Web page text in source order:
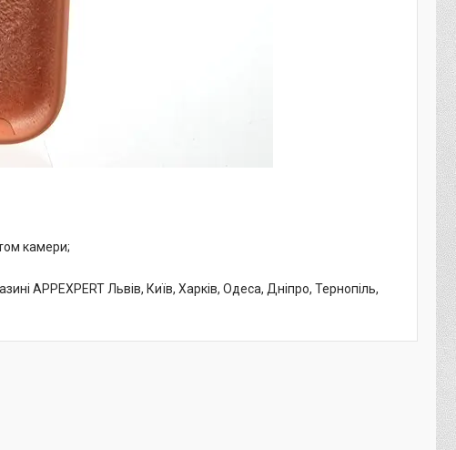
камери;
APPEXPERT Львів, Київ, Харків, Одеса, Дніпро, Тернопіль,